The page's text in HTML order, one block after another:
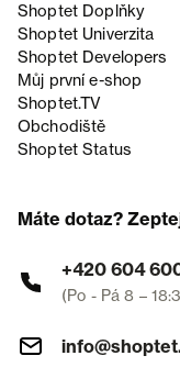
Shoptet Doplňky
Shoptet Univerzita
Shoptet Developers
Můj první e-shop
Shoptet.TV
Obchodiště
Shoptet Status
Máte dotaz?
+420 604
(Po - Pá 8 –